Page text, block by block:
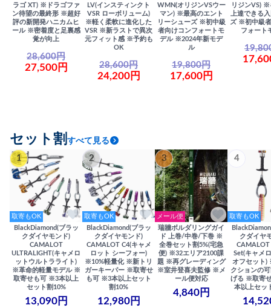
ラゴ XT) ※ドラゴファ
ン待望の最終形 ※超好
評の新開発ハニカムヒ
ール ※密着度と足裏感
覚が向上
28,600円
27,500円
LV(インスティンクト
VSR ローボリューム)
※軽く柔軟に進化した
VSR ※新ラストで異次
元フィット感 ※予約も
OK
28,600円
24,200円
WMN(オリジンVSウー
マン) ※最高のエント
リーシューズ ※初中級
者向けコンフォートモ
デル ※2024年新モデ
ル
19,800円
17,600円
リジンVS) ※
上達できる
ズ ※初中級
フォート
セット割 すべて見る
1
取寄もOK
BlackDiamond(ブラッ
クダイヤモンド)
CAMALOT
ULTRALIGHT(キャメロ
ットウルトラライト)
※革命的軽量モデル ※
取寄せも可 ※3本以上
セット割10%
13,090円
2
取寄もOK
BlackDiamond(ブラッ
クダイヤモンド)
CAMALOT C4(キャメ
ロット シーフォー)
※10%軽量化 ※新トリ
ガーキーパー ※取寄せ
も可 ※3本以上セット
割10%
12,980円
3
メール便
瑞牆ボルダリングガイ
ド 上巻/中巻/下巻 ※
全巻セット割5%(宅急
便) ※32エリア2100課
題 ※再グレーディング
※室井登喜夫監修 ※メ
ール便対応
4,840円
4
取寄もOK
クダイヤ
Set(キャメ
オフセット)
クションの
げる ※取寄
本以上セッ